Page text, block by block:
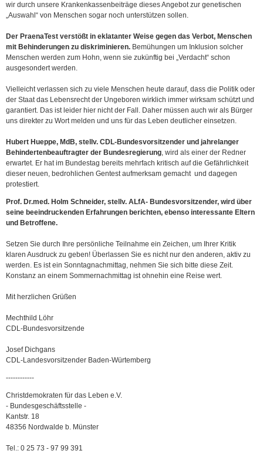
wir durch unsere Krankenkassenbeiträge dieses Angebot zur genetischen
„Auswahl“ von Menschen sogar noch unterstützen sollen.
Der PraenaTest verstößt in eklatanter Weise gegen das Verbot, Menschen
mit Behinderungen zu diskriminieren. Bemühungen um Inklusion solcher
Menschen werden zum Hohn, wenn sie zukünftig bei „Verdacht“ schon
ausgesondert werden.
Vielleicht verlassen sich zu viele Menschen heute darauf, dass die Politik oder
der Staat das Lebensrecht der Ungeboren wirklich immer wirksam schützt und
garantiert. Das ist leider hier nicht der Fall. Daher müssen auch wir als Bürger
uns direkter zu Wort melden und uns für das Leben deutlicher einsetzen.
Hubert Hueppe, MdB, stellv. CDL-Bundesvorsitzender und jahrelanger
Behindertenbeauftragter der Bundesregierung, wird als einer der Redner
erwartet. Er hat im Bundestag bereits mehrfach kritisch auf die Gefährlichkeit
dieser neuen, bedrohlichen Gentest aufmerksam gemacht und dagegen
protestiert.
Prof. Dr.med. Holm Schneider, stellv. ALfA- Bundesvorsitzender, wird über
seine beeindruckenden Erfahrungen berichten, ebenso interessante Eltern
und Betroffene.
Setzen Sie durch Ihre persönliche Teilnahme ein Zeichen, um Ihrer Kritik
klaren Ausdruck zu geben! Überlassen Sie es nicht nur den anderen, aktiv zu
werden. Es ist ein Sonntagnachmittag, nehmen Sie sich bitte diese Zeit.
Konstanz an einem Sommernachmittag ist ohnehin eine Reise wert.
Mit herzlichen Grüßen
Mechthild Löhr
CDL-Bundesvorsitzende
Josef Dichgans
CDL-Landesvorsitzender Baden-Würtemberg
------------
Christdemokraten für das Leben e.V.
- Bundesgeschäftsstelle -
Kantstr. 18
48356 Nordwalde b. Münster
Tel.: 0 25 73 - 97 99 391